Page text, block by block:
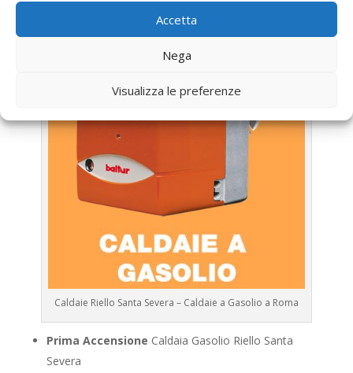
Accetta
Nega
Visualizza le preferenze
Riello
Caldaie Riello Santa Severa – Caldaie a Gasolio a Roma
Prima Accensione Caldaia Gasolio Riello Santa
Severa